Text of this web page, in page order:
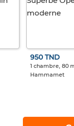
950 TND
1 chambre, 80
Hammamet